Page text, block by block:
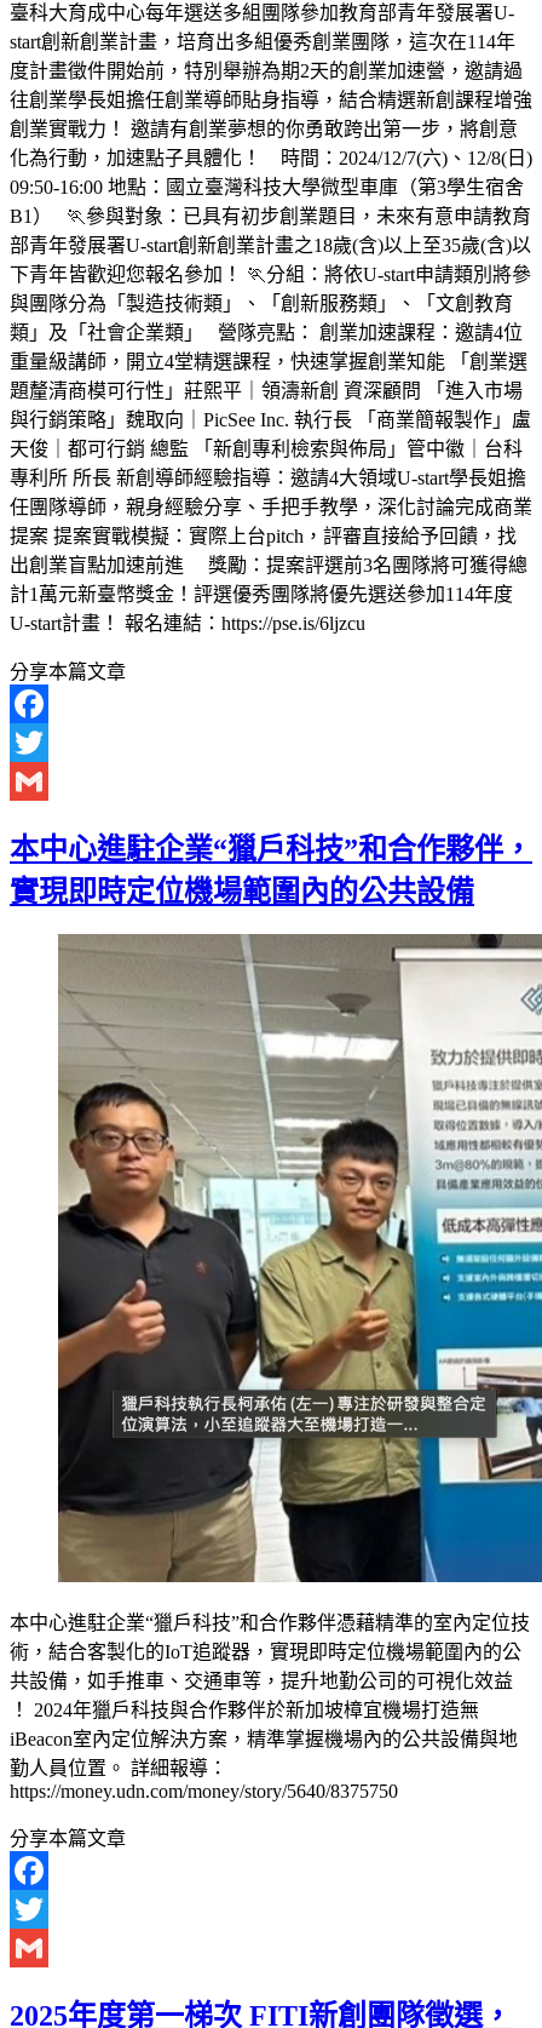
臺科大育成中心每年選送多組團隊參加教育部青年發展署U-
start創新創業計畫，培育出多組優秀創業團隊，這次在114年
度計畫徵件開始前，特別舉辦為期2天的創業加速營，邀請過
往創業學長姐擔任創業導師貼身指導，結合精選新創課程增強
創業實戰力！ 邀請有創業夢想的你勇敢跨出第一步，將創意
化為行動，加速點子具體化！ 時間：2024/12/7(六)、12/8(日)
09:50-16:00 地點：國立臺灣科技大學微型車庫（第3學生宿舍
B1） 🏃‍參與對象：已具有初步創業題目，未來有意申請教育
部青年發展署U-start創新創業計畫之18歲(含)以上至35歲(含)以
下青年皆歡迎您報名參加！ 🏃‍分組：將依U-start申請類別將參
與團隊分為「製造技術類」、「創新服務類」、「文創教育
類」及「社會企業類」 營隊亮點： 創業加速課程：邀請4位
重量級講師，開立4堂精選課程，快速掌握創業知能 「創業選
題釐清商模可行性」莊熙平｜領濤新創 資深顧問 「進入市場
與行銷策略」魏取向｜PicSee Inc. 執行長 「商業簡報製作」盧
天俊｜都可行銷 總監 「新創專利檢索與佈局」管中徽｜台科
專利所 所長 新創導師經驗指導：邀請4大領域U-start學長姐擔
任團隊導師，親身經驗分享、手把手教學，深化討論完成商業
提案 提案實戰模擬：實際上台pitch，評審直接給予回饋，找
出創業盲點加速前進 獎勵：提案評選前3名團隊將可獲得總
計1萬元新臺幣獎金！評選優秀團隊將優先選送參加114年度
U-start計畫！ 報名連結：https://pse.is/6ljzcu
分享本篇文章
Facebook
Twitter
本中心進駐企業“獵戶科技”和合作夥伴，
實現即時定位機場範圍內的公共設備
本中心進駐企業“獵戶科技”和合作夥伴憑藉精準的室內定位技
術，結合客製化的IoT追蹤器，實現即時定位機場範圍內的公
共設備，如手推車、交通車等，提升地勤公司的可視化效益
！ 2024年獵戶科技與合作夥伴於新加坡樟宜機場打造無
iBeacon室內定位解決方案，精準掌握機場內的公共設備與地
勤人員位置。 詳細報導：
https://money.udn.com/money/story/5640/8375750
分享本篇文章
Facebook
Twitter
2025年度第一梯次 FITI新創團隊徵選，